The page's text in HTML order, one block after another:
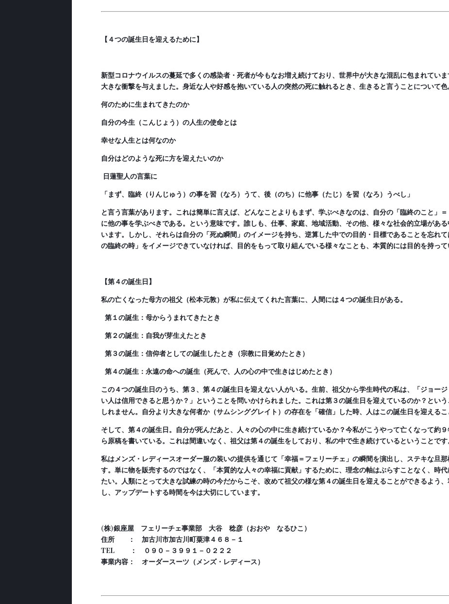
【４つの誕生日を迎えるために】
新型コロナウイルスの蔓延で多くの感染者・死者が今もなお増え続けており、世界中が大きな混乱に包まれてい
大きな衝撃を与えました。身近な人や好感を抱いている人の突然の死に触れるとき、生きると言うことについて色
何のために生まれてきたのか
自分の今生（こんじょう）の人生の使命とは
幸せな人生とは何なのか
自分はどのような死に方を迎えたいのか
日蓮聖人の言葉に
「まず、臨終（りんじゅう）の事を習（なろ）うて、後（のち）に他事（たじ）を習（なろ）うべし」
と言う言葉があります。これは簡単に言えば、どんなことよりもまず、学ぶべきなのは、自分の「臨終のこと」
に他の事を学ぶべきである。という意味です。誰しも、仕事、家庭、地域活動、その他、様々な社会的立場があ
います。しかし、それらは自分の「死ぬ瞬間」のイメージを持ち、逆算した中での目的・目標であることを忘れ
の臨終の時」をイメージできていなければ、目的をもって取り組んでいる様々なことも、本質的には目的を持って
【第４の誕生日】
私の亡くなった母方の祖父（松本元敦）が私に伝えてくれた言葉に、人間には４つの誕生日がある。
第１の誕生：母からうまれてきたとき
第２の誕生：自我が芽生えたとき
第３の誕生：信仰者としての誕生したとき（宗教に目覚めたとき）
第４の誕生：永遠の命への誕生（死んで、人の心の中で生きはじめたとき）
この４つの誕生日のうち、第３、第４の誕生日を迎えない人がいる。生前、祖父から学生時代の私は、「ジョー
い人は信用できると思うか？」ということを問いかけられました。これは第３の誕生日を迎えているのか？とい
しれません。自分より大きな何者か（サムシンググレイト）の存在を「確信」した時、人はこの誕生日を迎えるこ
そして、第４の誕生日。自分が死んだあと、人々の心の中に生き続けているか？今私がこうやって亡くなって約
ら原稿を書いている。これは間違いなく、祖父は第４の誕生をしており、私の中で生き続けているということです
私はメンズ・レディースオーダー服の装いの提供を通じて「幸福＝フェリーチェ」の瞬間を演出し、ステキな旦
す。単に物を販売するのではなく、「本質的な人々の幸福に貢献」するために、理念の軸はぶらすことなく、時
たい。人類にとって大きな試練の時の今だからこそ、改めて祖父の様な第４の誕生日を迎えることができるよう
し、アップデートする時間を今は大切にしています。
(株)銀座屋 フェリーチェ事業部 大谷 稔彦（おおや なるひこ）
住所 ： 加古川市加古川町粟津４６８－１
TEL： ０９０－３９９１－０２２２
事業内容： オーダースーツ（メンズ・レディース）